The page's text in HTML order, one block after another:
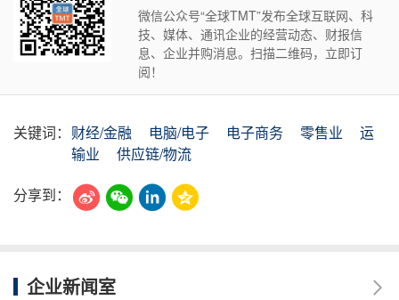
微信公众号“全球TMT”发布全球互联网、科
技、媒体、通讯企业的经营动态、财报信
息、企业并购消息。扫描二维码，立即订
阅！
关键词： 财经/金融 电脑/电子 电子商务 零售业
运
输业
供应链/物流
分享到：
企业新闻室